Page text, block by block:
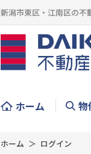
新潟市東区・江南区の不
ホーム 物
ホーム ログイン